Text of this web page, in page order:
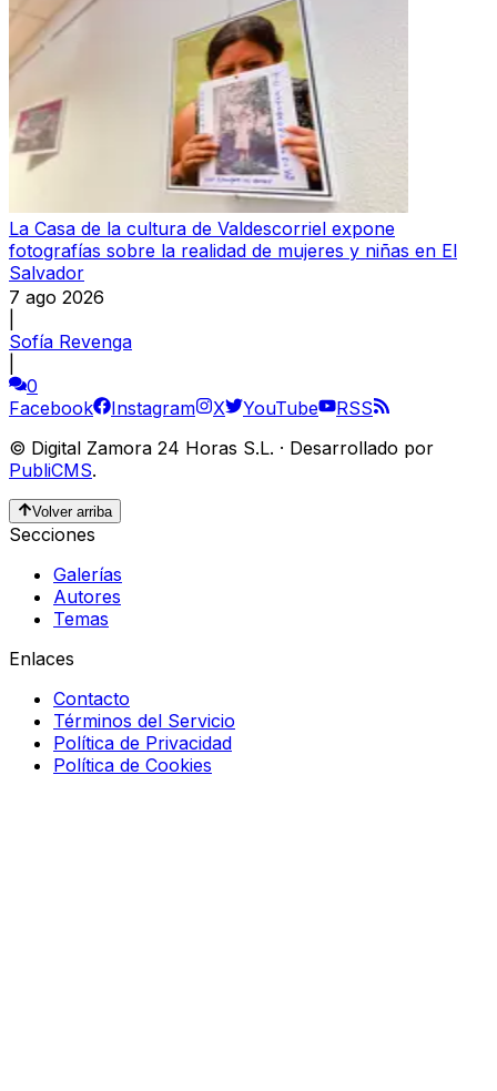
La Casa de la cultura de Valdescorriel expone
fotografías sobre la realidad de mujeres y niñas en El
Salvador
7 ago 2026
Sofía Revenga
0
Facebook
Instagram X YouTube
RSS
© Digital Zamora 24 Horas S.L. · Desarrollado por
PubliCMS.
Volver arriba
Secciones
Galerías
Autores
Temas
Enlaces
Contacto
Términos del Servicio
Política de Privacidad
Política de Cookies